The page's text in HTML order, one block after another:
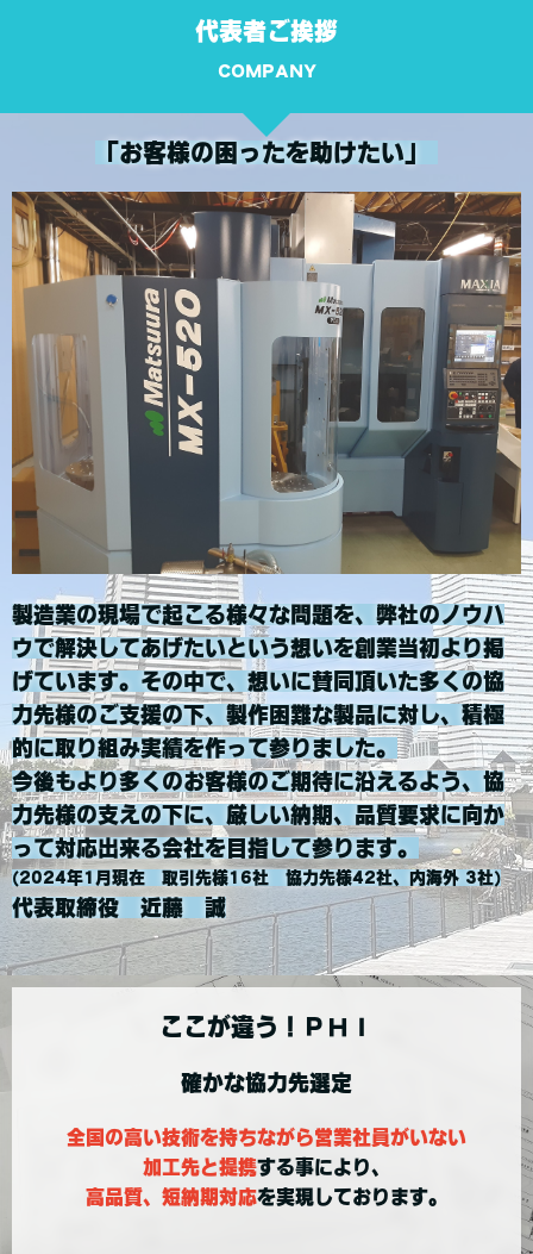
代表者ご挨拶
COMPANY
「お客様の困ったを助けたい」
製造業の現場で起こる様々な問題を、弊社のノウハ
ウで解決してあげたいという想いを創業当初より掲
げています。その中で、想いに賛同頂いた多くの協
力先様のご支援の下、製作困難な製品に対し、積極
的に取り組み実績を作って参りました。
今後もより多くのお客様のご期待に沿えるよう、協
力先様の支えの下に、厳しい納期、品質要求に向か
って対応出来る会社を目指して参ります。
(2024年1月現在 取引先様16社 協力先様42社、内海外 3社)
代表取締役 近藤 誠
ここが違う！ＰＨＩ
確かな協力先選定
全国の高い技術を持ちながら営業社員がいない
加工先と提携する事により、
高品質、短納期対応を実現しております。